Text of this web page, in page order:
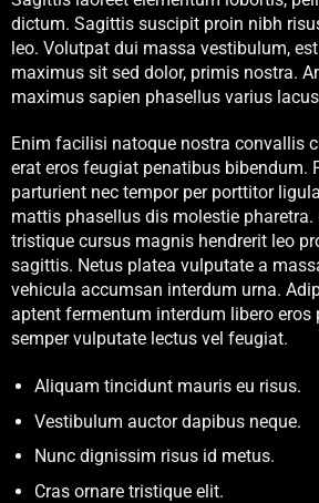
dictum. Sagittis suscipit proin nibh
leo. Volutpat dui massa vestibulum,
maximus sit sed dolor, primis nostra.
maximus sapien phasellus varius
Enim facilisi natoque nostra convallis
erat eros feugiat penatibus bibendum.
parturient nec tempor per porttitor
mattis phasellus dis molestie pharetra.
tristique cursus magnis hendrerit leo
sagittis. Netus platea vulputate a
vehicula accumsan interdum urna.
aptent fermentum interdum libero eros
semper vulputate lectus vel feugiat.
Aliquam tincidunt mauris eu risus.
Vestibulum auctor dapibus neque.
Nunc dignissim risus id metus.
Cras ornare tristique elit.